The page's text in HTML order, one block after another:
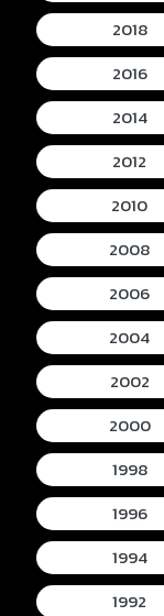
2018
2016
2014
2012
2010
2008
2006
2004
2002
2000
1998
1996
1994
1992